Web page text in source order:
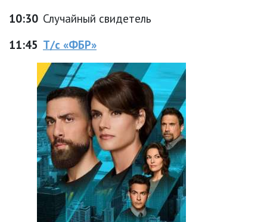
10:30 Случайный свидетель
11:45 Т/с «ФБР»